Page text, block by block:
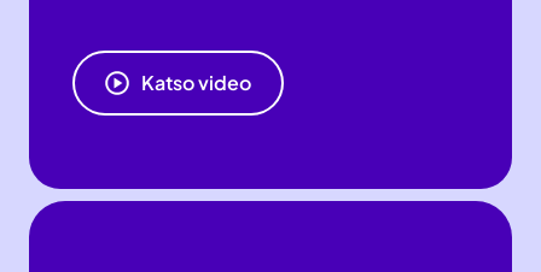
Katso video